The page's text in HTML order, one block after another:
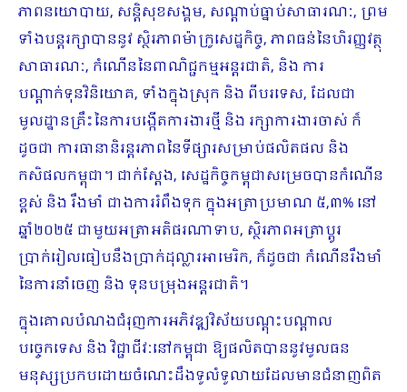
ភាពនយោបាយ, សន្តិសុខសង្គម, សណ្តាប់ធ្នាប់សាធារណៈ, ព្រម
ទាំងបន្តរក្សាបាននូវ ស្ថិរភាពម៉ាក្រូសេដ្ឋកិច្ច, ភាពធន់នៃហិរញ្ញវត្ថុ
សាធារណៈ, កំណើននៃពាណិជ្ជកម្មអន្តរជាតិ, និង ការ
បណ្តាក់ទុនវិនិយោគ, ទាំងក្នុងស្រុក និង ពីបរទេស, ដែលជា
មូលដ្ឋានគ្រឹះនៃការបង្កើតការងារថ្មី និង រក្សាការងារចាស់ ក៏
ដូចជា ការធានានិរន្តរភាពនៃទីផ្សារសម្រាប់ផលិតផល និង
កសិផលកម្ពុជា។ ជាក់ស្តែង, សេដ្ឋកិច្ចកម្ពុជា​សម្រេចបានកំណើន
ខ្ពស់ និង រឹងមាំ ជាងការរំពឹងទុក ក្នុងអត្រាប្រមាណ ៥,៣% នៅ
ឆ្នាំ២០២៥ ជាមួយអត្រាអតិផរណាទាប, ស្ថិរភាពអត្រាប្តូរ
ប្រាក់រៀលធៀបនឹងប្រាក់ដុល្លារអាមេរិក, ក៏ដូចជា កំណើនរឹងមាំ
នៃការនាំចេញ និង ទុនបម្រុងអន្តរជាតិ។
ក្នុងគោលបំណងជំរុញការអភិវឌ្ឍវិស័យបណ្តុះបណ្តាល
បច្ចេកទេស និង វិជ្ជាជីវៈនៅកម្ពុជា ឱ្យផលិតបាននូវមូលធន
មនុស្សប្រកបដោយចំណេះដឹងទូលំទូលាយដែលមានជំនាញពិត